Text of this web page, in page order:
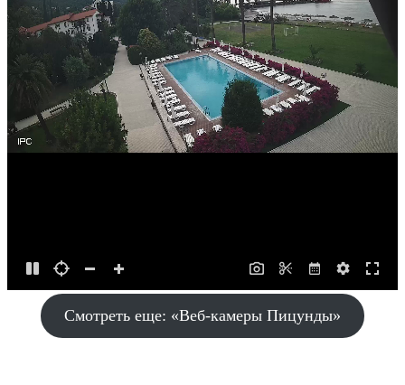
Смотреть еще: «Веб-камеры Пицунды»